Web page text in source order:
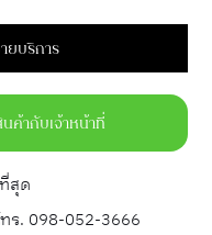
ยบริการ
ค้ากับเจ้าหน้าที่
สุด
. 098-052-3666